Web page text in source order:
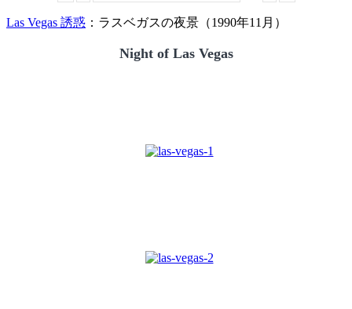
Las Vegas 誘惑 ：ラスベガスの夜景（1990年11月）
Night of Las Vegas